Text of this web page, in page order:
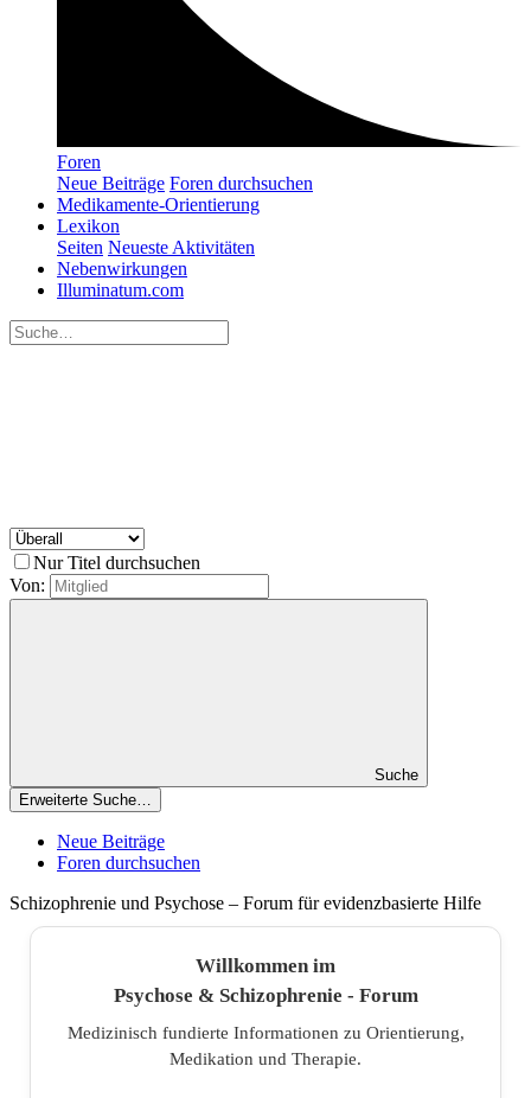
Foren
Neue Beiträge Foren durchsuchen
Medikamente-Orientierung
Lexikon
Seiten Neueste Aktivitäten
Nebenwirkungen
Illuminatum.com
Nur Titel durchsuchen
Von:
Suche
Erweiterte Suche…
Neue Beiträge
Foren durchsuchen
Schizophrenie und Psychose – Forum für evidenzbasierte Hilfe
Willkommen im
Psychose & Schizophrenie - Forum
Medizinisch fundierte Informationen zu Orientierung,
Medikation und Therapie.